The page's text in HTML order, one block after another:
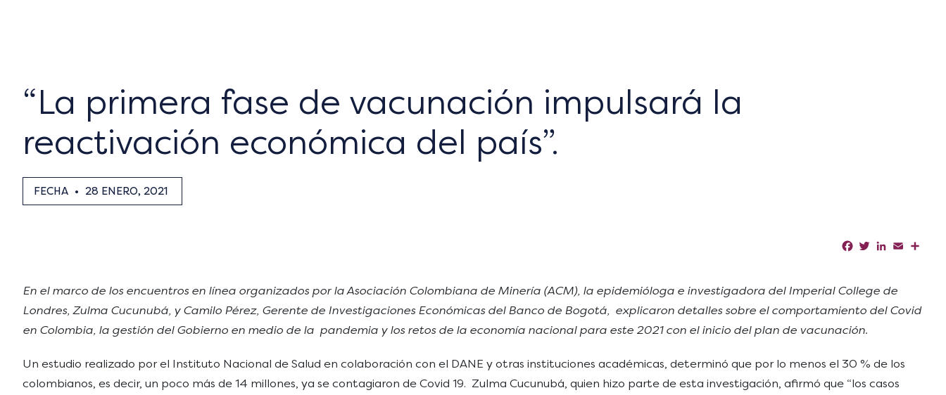
“La primera fase de vacunación impulsará la
reactivación económica del país”.
FECHA • 28 ENERO, 2021
Facebook
TwitterLinkedIn
Email
En el marco de los encuentros en línea organizados por la Asociación Colombiana de Minería (ACM), la epidemióloga e investigadora del Imperial College de
Londres, Zulma Cucunubá, y Camilo Pérez, Gerente de Investigaciones Económicas del Banco de Bogotá, explicaron detalles sobre el comportamiento del Covid
en Colombia, la gestión del Gobierno en medio de la pandemia y los retos de la economía nacional para este 2021 con el inicio del plan de vacunación.
Un estudio realizado por el Instituto Nacional de Salud en colaboración con el DANE y otras instituciones académicas, determinó que por lo menos el 30 % de los
colombianos, es decir, un poco más de 14 millones, ya se contagiaron de Covid 19. Zulma Cucunubá, quien hizo parte de esta investigación, afirmó que “los casos